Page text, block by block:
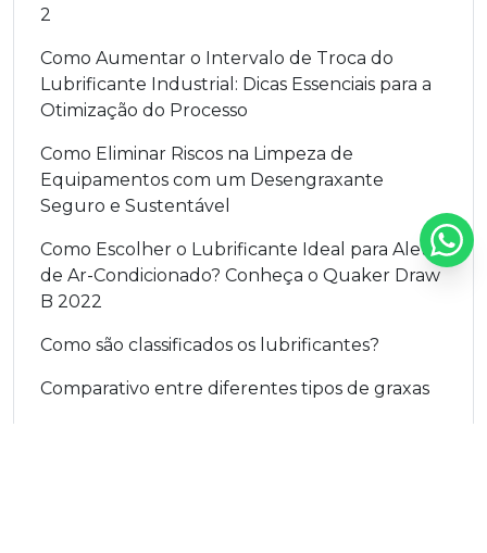
2
Como Aumentar o Intervalo de Troca do
Lubrificante Industrial: Dicas Essenciais para a
Otimização do Processo
Como Eliminar Riscos na Limpeza de
Equipamentos com um Desengraxante
Seguro e Sustentável
Como Escolher o Lubrificante Ideal para Aletas
de Ar-Condicionado? Conheça o Quaker Draw
B 2022
Como são classificados os lubrificantes?
Comparativo entre diferentes tipos de graxas